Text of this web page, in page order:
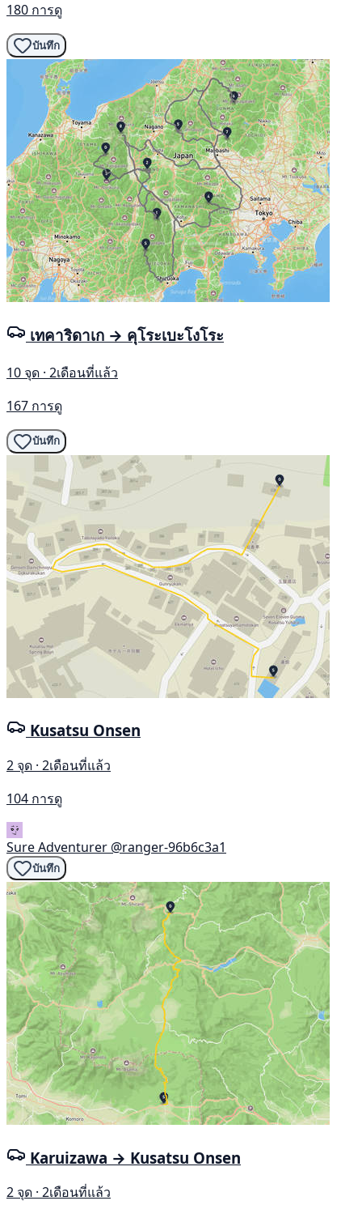
180 การดู
บันทึก
เทคาริดาเก → คุโระเบะโงโระ
10 จุด · 2เดือนที่แล้ว
167 การดู
บันทึก
Kusatsu Onsen
2 จุด · 2เดือนที่แล้ว
104 การดู
Sure Adventurer @ranger-96b6c3a1
บันทึก
Karuizawa → Kusatsu Onsen
2 จุด · 2เดือนที่แล้ว